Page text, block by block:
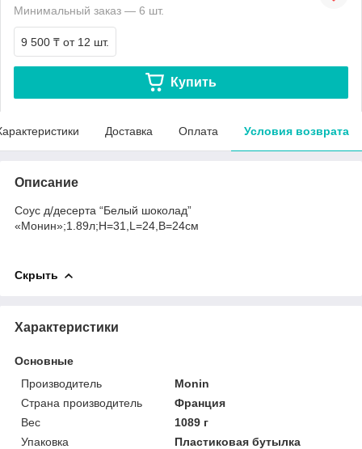
Минимальный заказ — 6 шт.
9 500 ₸ от 12 шт.
Купить
Доставка Оплата Условия возврата
Описание
Соус д/десерта “Белый шоколад”
«Монин»;1.89л;H=31,L=24,B=24см
Скрыть
Характеристики
Основные
Производитель
Monin
Страна производитель
Франция
Вес
1089 г
Упаковка
Пластиковая бутылка